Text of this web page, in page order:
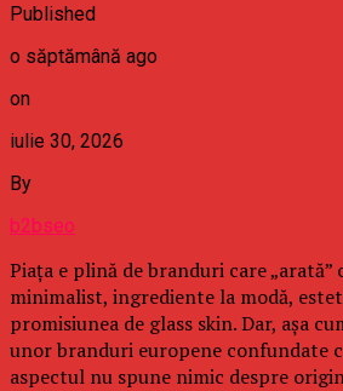
Published
o săptămână ago
on
iulie 30, 2026
By
b2bseo
Piața e plină de branduri care „arată”
minimalist, ingrediente la modă,
promisiunea de glass skin. Dar, așa
unor branduri europene confundate
aspectul nu spune nimic despre